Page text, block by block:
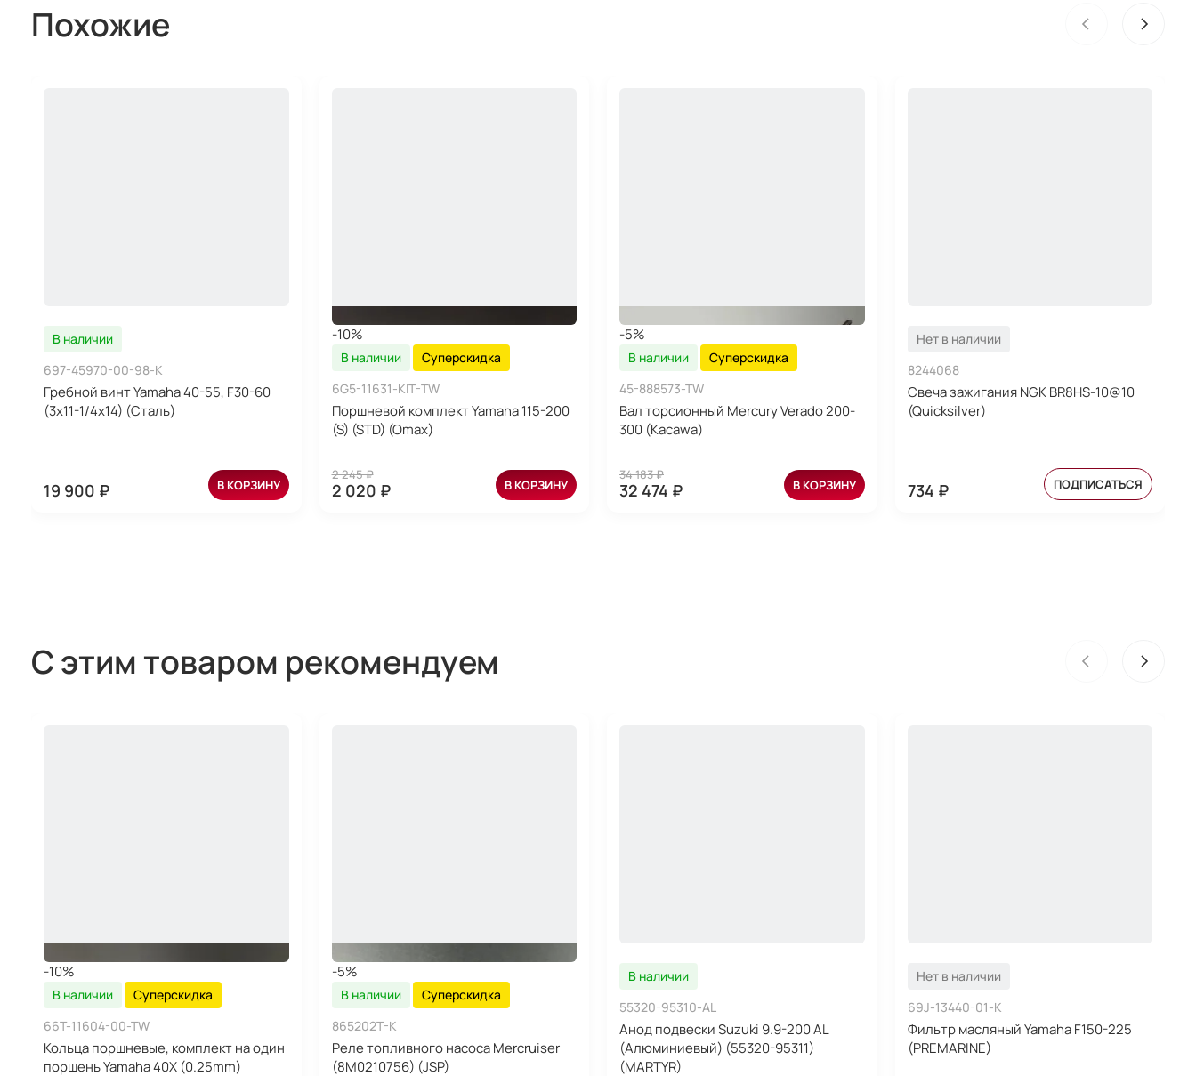
Похожие
В наличии
697-45970-00-98-K
Гребной винт Yamaha 40-55, F30-60
(3x11-1/4x14) (Сталь)
19 900 ₽ В КОРЗИНУ
-10%
В наличии
Суперскидка
6G5-11631-KIT-TW
Поршневой комплект Yamaha 115-200
(S) (STD) (Omax)
2 245 ₽
2 020 ₽ В КОРЗИНУ
-5%
В наличии
Суперскидка
45-888573-TW
Вал торсионный Mercury Verado 200-
300 (Kacawa)
34 183 ₽
32 474 ₽ В КОРЗИНУ
Нет в наличии
8244068
Свеча зажигания NGK BR8HS-10@10
(Quicksilver)
734 ₽ ПОДПИСАТЬСЯ
С этим товаром рекомендуем
-10%
В наличии
Суперскидка
66T-11604-00-TW
Кольца поршневые, комплект на один
поршень Yamaha 40X (0.25mm)
-5%
В наличии
Суперскидка
865202T-K
Реле топливного насоса Mercruiser
(8M0210756) (JSP)
В наличии
55320-95310-AL
Анод подвески Suzuki 9.9-200 AL
(Алюминиевый) (55320-95311)
(MARTYR)
Нет в наличии
69J-13440-01-K
Фильтр масляный Yamaha F150-225
(PREMARINE)